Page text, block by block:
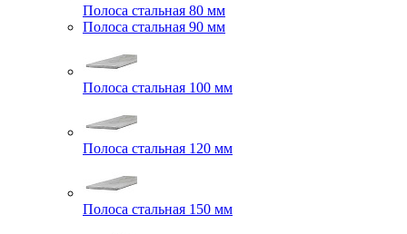
Полоса стальная 80 мм
Полоса стальная 90 мм
Полоса стальная 100 мм
Полоса стальная 120 мм
Полоса стальная 150 мм